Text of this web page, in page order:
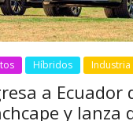
Híbridos Industria
a Ecuador
y lanza